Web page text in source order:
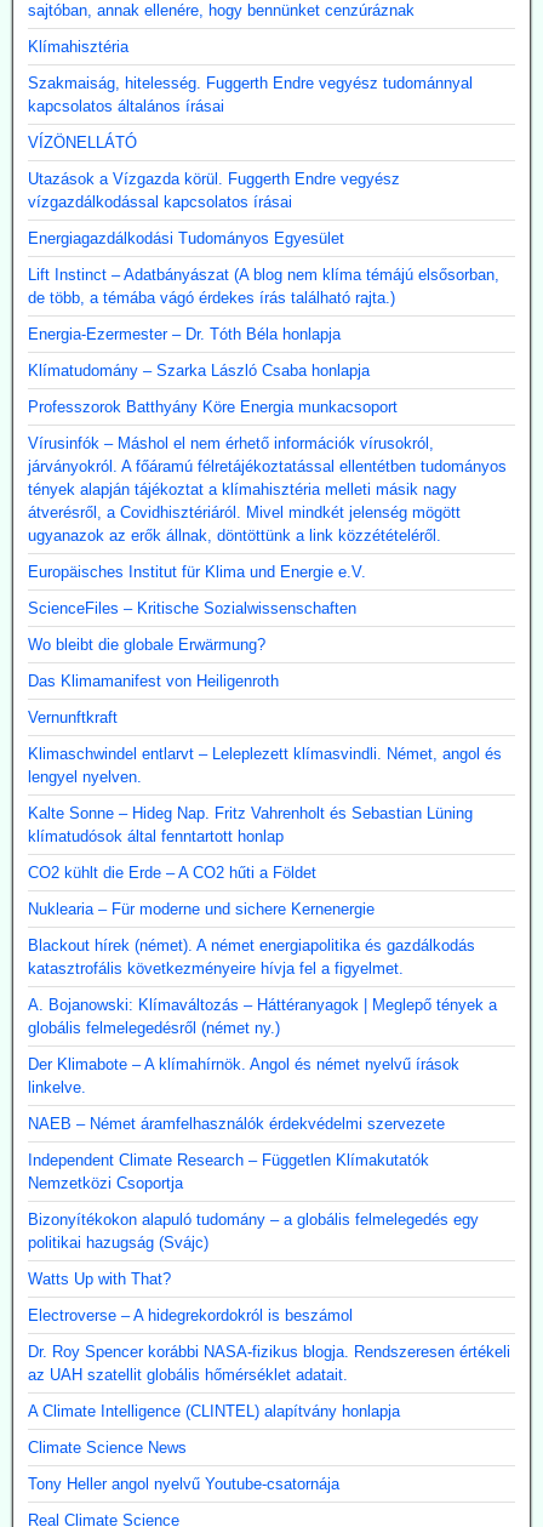
sajtóban, annak ellenére, hogy bennünket cenzúráznak
Klímahisztéria
Szakmaiság, hitelesség. Fuggerth Endre vegyész tudománnyal
kapcsolatos általános írásai
VÍZÖNELLÁTÓ
Utazások a Vízgazda körül. Fuggerth Endre vegyész
vízgazdálkodással kapcsolatos írásai
Energiagazdálkodási Tudományos Egyesület
Lift Instinct – Adatbányászat (A blog nem klíma témájú elsősorban,
de több, a témába vágó érdekes írás található rajta.)
Energia-Ezermester – Dr. Tóth Béla honlapja
Klímatudomány – Szarka László Csaba honlapja
Professzorok Batthyány Köre Energia munkacsoport
Vírusinfók – Máshol el nem érhető információk vírusokról,
járványokról. A főáramú félretájékoztatással ellentétben tudományos
tények alapján tájékoztat a klímahisztéria melleti másik nagy
átverésről, a Covidhisztériáról. Mivel mindkét jelenség mögött
ugyanazok az erők állnak, döntöttünk a link közzétételéről.
Europäisches Institut für Klima und Energie e.V.
ScienceFiles – Kritische Sozialwissenschaften
Wo bleibt die globale Erwärmung?
Das Klimamanifest von Heiligenroth
Vernunftkraft
Klimaschwindel entlarvt – Leleplezett klímasvindli. Német, angol és
lengyel nyelven.
Kalte Sonne – Hideg Nap. Fritz Vahrenholt és Sebastian Lüning
klímatudósok által fenntartott honlap
CO2 kühlt die Erde – A CO2 hűti a Földet
Nuklearia – Für moderne und sichere Kernenergie
Blackout hírek (német). A német energiapolitika és gazdálkodás
katasztrofális következményeire hívja fel a figyelmet.
A. Bojanowski: Klímaváltozás – Háttéranyagok | Meglepő tények a
globális felmelegedésről (német ny.)
Der Klimabote – A klímahírnök. Angol és német nyelvű írások
linkelve.
NAEB – Német áramfelhasználók érdekvédelmi szervezete
Independent Climate Research – Független Klímakutatók
Nemzetközi Csoportja
Bizonyítékokon alapuló tudomány – a globális felmelegedés egy
politikai hazugság (Svájc)
Watts Up with That?
Electroverse – A hidegrekordokról is beszámol
Dr. Roy Spencer korábbi NASA-fizikus blogja. Rendszeresen értékeli
az UAH szatellit globális hőmérséklet adatait.
A Climate Intelligence (CLINTEL) alapítvány honlapja
Climate Science News
Tony Heller angol nyelvű Youtube-csatornája
Real Climate Science